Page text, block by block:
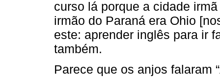
curso lá porque a cidade
irmão do Paraná era Ohio
este: aprender inglês para ir
também.
Parece que os anjos falaram